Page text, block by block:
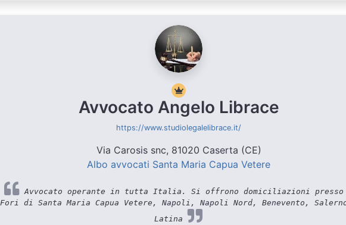
Avvocato Angelo Librace
https://www.studiolegalelibrace.it/
Via Carosis snc, 81020 Caserta (CE)
Albo avvocati Santa Maria Capua Vetere
Avvocato operante in tutta Italia. Si offrono domiciliazioni
Fori di Santa Maria Capua Vetere, Napoli, Napoli Nord, Benevento,
Latina